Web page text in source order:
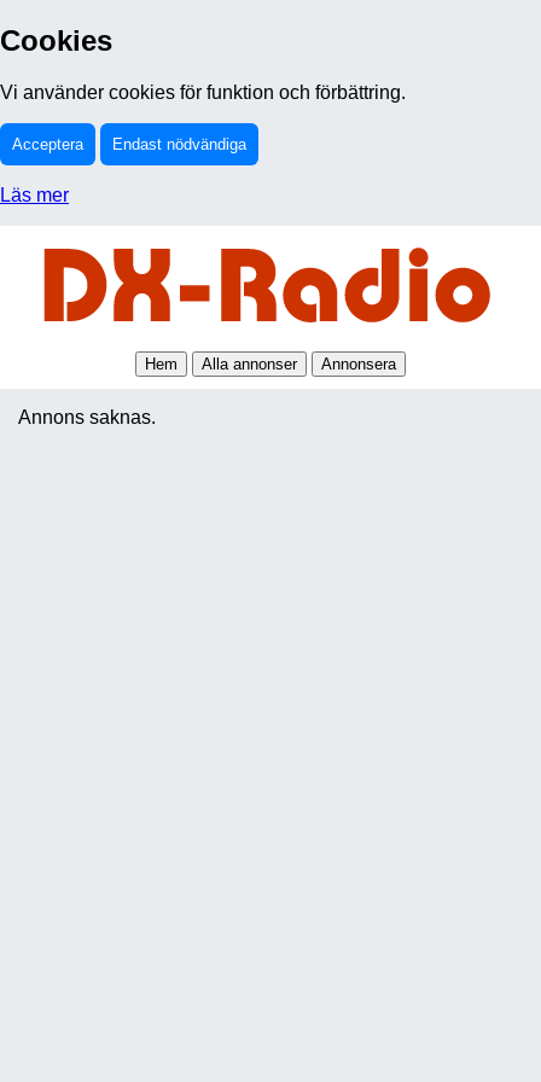
Cookies
Vi använder cookies för funktion och förbättring.
Acceptera Endast nödvändiga
Läs mer
Hem Alla annonser Annonsera
Annons saknas.